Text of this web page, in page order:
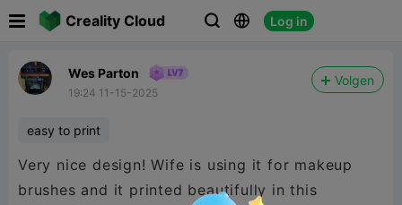
Creality Cloud   Log in
Wes Parton
19:24 11-15-2025
Volgen
easy to print
Very nice design! Wife is using it for makeup
brushes and it printed beautifully in this